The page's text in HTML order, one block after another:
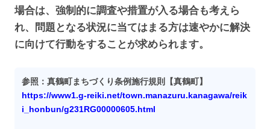
場合は、強制的に調査や措置が入る場合も考えら
れ、問題となる状況に当てはまる方は速やかに解決
に向けて行動をすることが求められます。
参照：真鶴町まちづくり条例施行規則【真鶴町】
https://www1.g-reiki.net/town.manazuru.kanagawa/reik
i_honbun/g231RG00000605.html